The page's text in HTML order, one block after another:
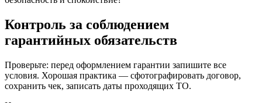
Контроль за соблюдением
гарантийных обязательств
Проверьте: перед оформлением гарантии запишите все
условия. Хорошая практика — сфотографировать договор,
сохранить чек, записать даты проходящих ТО.